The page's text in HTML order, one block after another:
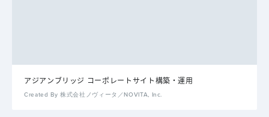
アジアンブリッジ コーポレートサイト構築・運用
Created By 株式会社ノヴィータ／NOVITA, Inc.